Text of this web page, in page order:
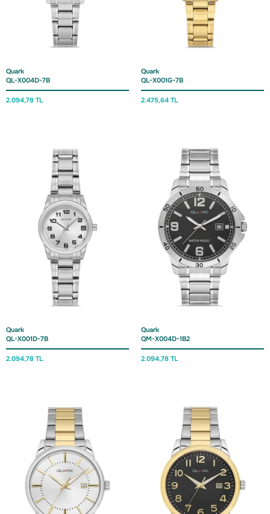
Quark
QL-X004D-7B
2.094,78 TL
Quark
QL-X001G-7B
2.475,64 TL
Quark
QL-X001D-7B
2.094,78 TL
Quark
QM-X004D-1B2
2.094,78 TL